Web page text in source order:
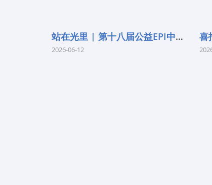
站在光里 | 第十八届公益EPI中学生光
2026-06-12